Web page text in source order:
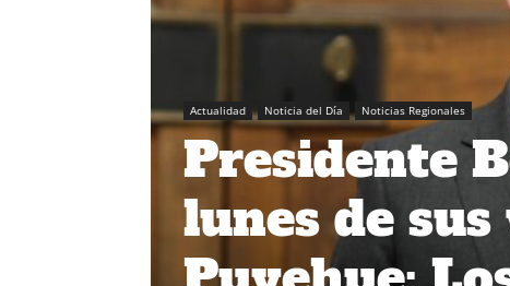
Actualidad Noticia del Día Noticias Regionales
Presidente
lunes de